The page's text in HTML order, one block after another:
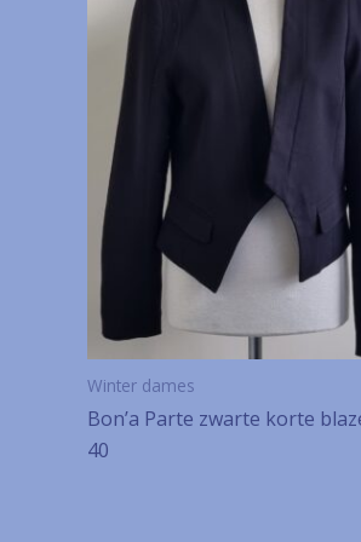
Winter dames
Bon’a Parte zwarte korte
40